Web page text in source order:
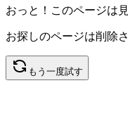
おっと！このページは
お探しのページは削除
もう一度試す